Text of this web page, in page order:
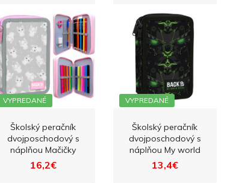
VYPREDANÉ
Školský peračník
dvojposchodový s
náplňou Mačičky
16,2€
VYPREDANÉ
Školský peračník
dvojposchodový s
náplňou My world
13,4€